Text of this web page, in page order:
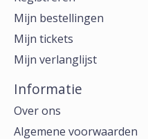
Mijn bestellingen
Mijn tickets
Mijn verlanglijst
Informatie
Over ons
Algemene voorwaarden